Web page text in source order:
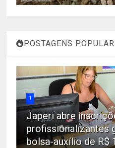
POSTAGENS
1
Japeri abre
profissionalizantes
bolsa-auxílio de R$